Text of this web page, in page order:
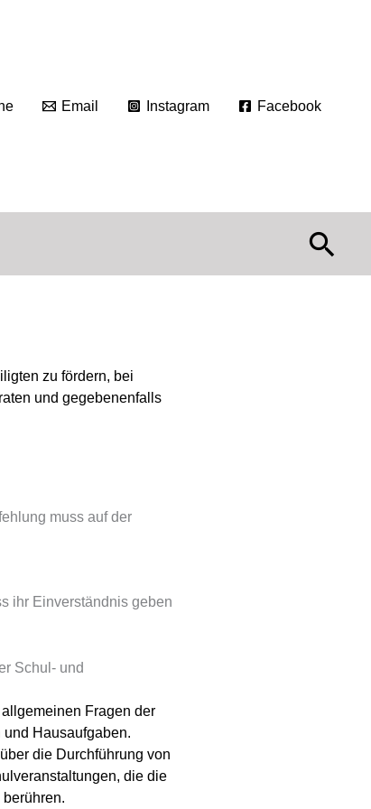
Email Instagram Facebook
zu fördern, bei
und gegebenenfalls
muss auf der
ihr Einverständnis geben
Schul- und
Fragen der
Hausaufgaben.
die Durchführung von
die die